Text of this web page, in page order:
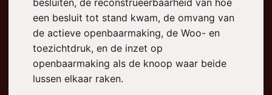
besluiten, de reconstrueerbaarheid van hoe
een besluit tot stand kwam, de omvang van
de actieve openbaarmaking, de Woo- en
toezichtdruk, en de inzet op
openbaarmaking als de knoop waar beide
lussen elkaar raken.